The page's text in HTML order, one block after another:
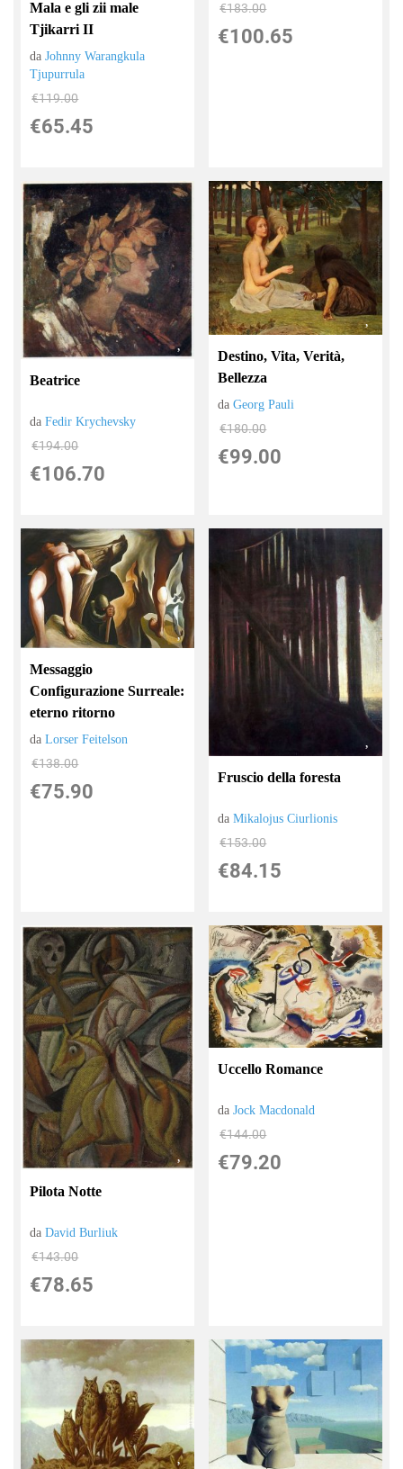
Mala e gli zii male
Tjikarri II
daJohnny Warangkula
Tjupurrula
€119.00
€65.45
€183.00
€100.65
Beatrice
daFedir Krychevsky
€194.00
€106.70
Destino, Vita, Verità,
Bellezza
daGeorg Pauli
€180.00
€99.00
Messaggio
Configurazione Surreale:
eterno ritorno
daLorser Feitelson
€138.00
€75.90
Fruscio della foresta
daMikalojus Ciurlionis
€153.00
€84.15
Pilota Notte
daDavid Burliuk
€143.00
€78.65
Uccello Romance
daJock Macdonald
€144.00
€79.20